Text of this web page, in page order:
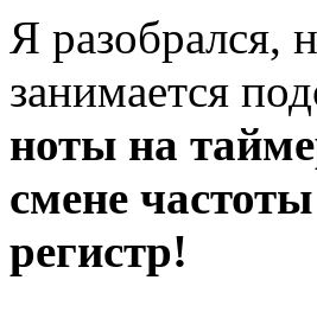
Я разобрался,
занимается
ноты на
смене
регистр!